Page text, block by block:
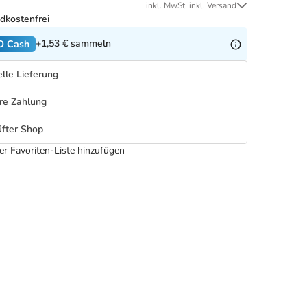
inkl. MwSt. inkl. Versand
Cash +1,53 € sammeln
Lieferung
Zahlung
Shop
Favoriten-Liste hinzufügen